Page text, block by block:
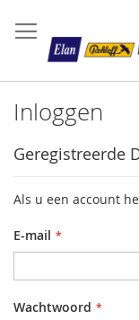
Inloggen
Geregistreerde
Als u een account
E-mail
Wachtwoord